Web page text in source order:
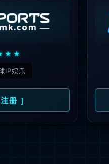
问...
地址是否完整或存在多余字符;
，活动已下线等